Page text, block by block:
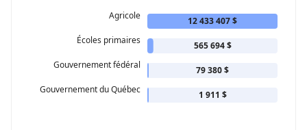
Agricole
12 433 407 $
Écoles primaires
565 694 $
Gouvernement fédéral
79 380 $
Gouvernement du Québec
1 911 $